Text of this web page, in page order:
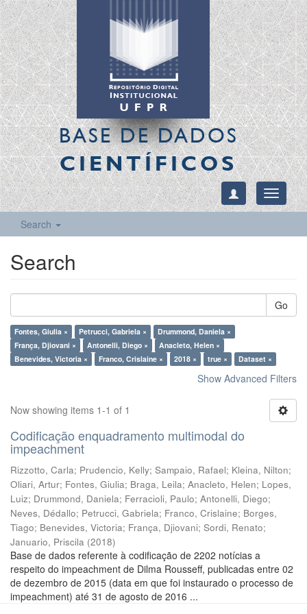
BASE DE DADOS
CIENTÍFICOS
Toggle
Search
Search
Go
Fontes, Giulia × Petrucci, Gabriela ×
Drummond, Daniela ×
França, Djiovani ×
Antonelli, Diego ×
Anacleto, Helen ×
Benevides, Victoria ×
Franco, Crislaine × 2018 × true × Dataset ×
Show Advanced Filters
Now showing items 1-1 of 1
Codificação enquadramento multimodal do
impeachment
Rizzotto, Carla; Prudencio, Kelly; Sampaio, Rafael; Kleina, Nilton;
Oliari, Artur; Fontes, Giulia; Braga, Leila; Anacleto, Helen; Lopes,
Luiz; Drummond, Daniela; Ferracioli, Paulo; Antonelli, Diego;
Neves, Dédallo; Petrucci, Gabriela; Franco, Crislaine; Borges,
Tiago; Benevides, Victoria; França, Djiovani; Sordi, Renato;
Januario, Priscila (2018)
Base de dados referente à codificação de 2202 notícias a
respeito do impeachment de Dilma Rousseff, publicadas entre 02
de dezembro de 2015 (data em que foi instaurado o processo de
impeachment) até 31 de agosto de 2016 ...